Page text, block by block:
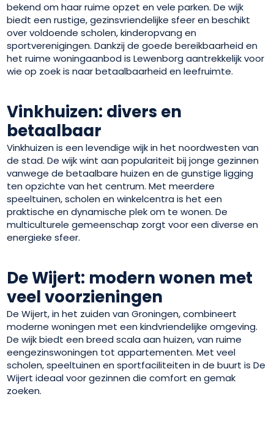
bekend om haar ruime opzet en vele parken. De wijk
biedt een rustige, gezinsvriendelijke sfeer en beschikt
over voldoende scholen, kinderopvang en
sportverenigingen. Dankzij de goede bereikbaarheid en
het ruime woningaanbod is Lewenborg aantrekkelijk voor
wie op zoek is naar betaalbaarheid en leefruimte.
Vinkhuizen: divers en
betaalbaar
Vinkhuizen is een levendige wijk in het noordwesten van
de stad. De wijk wint aan populariteit bij jonge gezinnen
vanwege de betaalbare huizen en de gunstige ligging
ten opzichte van het centrum. Met meerdere
speeltuinen, scholen en winkelcentra is het een
praktische en dynamische plek om te wonen. De
multiculturele gemeenschap zorgt voor een diverse en
energieke sfeer.
De Wijert: modern wonen met
veel voorzieningen
De Wijert, in het zuiden van Groningen, combineert
moderne woningen met een kindvriendelijke omgeving.
De wijk biedt een breed scala aan huizen, van ruime
eengezinswoningen tot appartementen. Met veel
scholen, speeltuinen en sportfaciliteiten in de buurt is De
Wijert ideaal voor gezinnen die comfort en gemak
zoeken.